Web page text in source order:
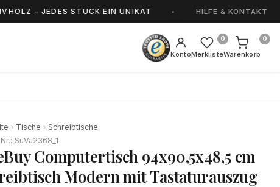
– JEDES STÜCK EIN UNIKAT HANDGEFERTIGT
HILFE & KONTAKT
KontoMerkliste
0
Warenkorb
0
Tische
Schreibtische
SuVa2368_1
Computertisch 94x90,5x48,5 cm
Modern mit Tastaturauszug